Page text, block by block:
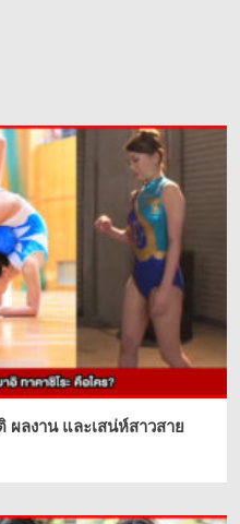
ผลงาน และเสน่ห์สาวสาย